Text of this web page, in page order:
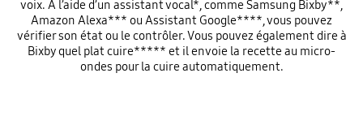
voix. À l’aide d’un assistant vocal*, comme Samsung Bixby**,
Amazon Alexa*** ou Assistant Google****, vous pouvez
vérifier son état ou le contrôler. Vous pouvez également dire à
Bixby quel plat cuire***** et il envoie la recette au micro-
ondes pour la cuire automatiquement.